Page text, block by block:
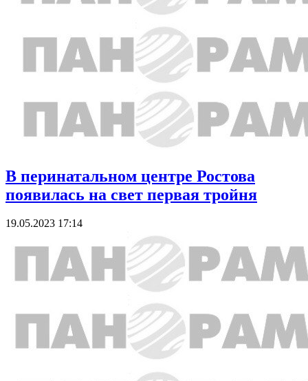
В перинатальном центре Ростова
появилась на свет первая тройня
19.05.2023 17:14